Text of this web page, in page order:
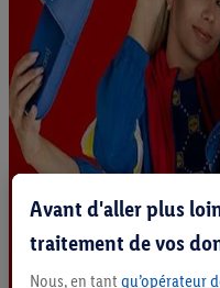
Avant d'aller plus
traitement de vos
Nous, en tant qu’opérateur